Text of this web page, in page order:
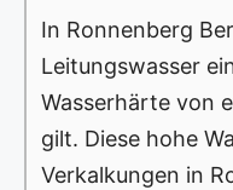
In Ronnenberg
Leitungswasser
Wasserhärte von
gilt. Diese hohe
Verkalkungen in